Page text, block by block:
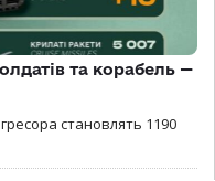
та корабель —
становлять 1190